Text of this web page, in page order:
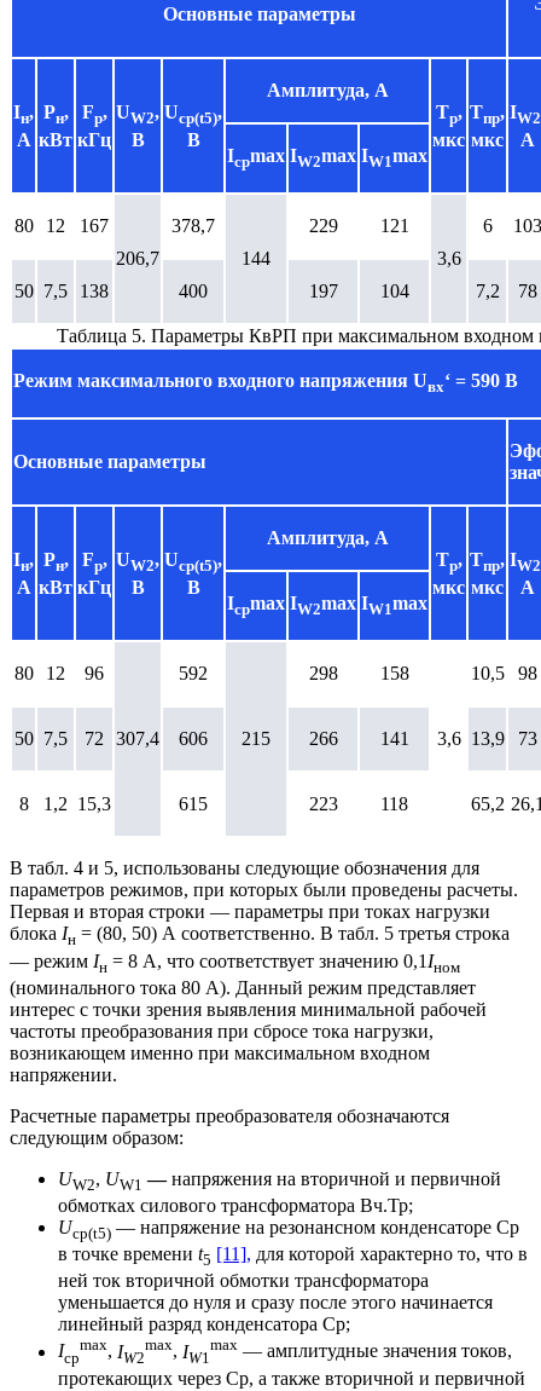
Основные параметры
Iн,
А
Pн,
кВт
Fр,
кГц
UW2,
В
Ucр(t5),
В
Амплитуда, А
Tр,
мкс
Tпр,
мкс
IW2
А
Icрmax IW2max IW1max
80 12
167
206,7
378,7
144
229
121
3,6
6 103
50 7,5 138 400 197 104 7,2 78
Таблица 5. Параметры КвРП при максимальном входном
Режим максимального входного напряжения Uвх‘ = 590 В
Основные параметры
Iн,
А
Pн,
кВт
Fр,
кГц
UW2,
В
Ucр(t5),
В
Амплитуда, А
Tр,
мкс
Tпр,
мкс
IW2
А
Icрmax IW2max IW1max
80 12 96
307,4
592
215
298 158
3,6
10,5 98
50 7,5 72 606 266 141 13,9 73
8 1,2 15,3 615 223 118 65,2
В табл. 4 и 5, использованы следующие обозначения для
параметров режимов, при которых были проведены расчеты.
Первая и вторая строки — параметры при токах нагрузки
блока Iн = (80, 50) А соответственно. В табл. 5 третья строка
— режим Iн = 8 А, что соответствует значению 0,1 Iном
(номинального тока 80 А). Данный режим представляет
интерес с точки зрения выявления минимальной рабочей
частоты преобразования при сбросе тока нагрузки,
возникающем именно при максимальном входном
напряжении.
Расчетные параметры преобразователя обозначаются
следующим образом:
UW2, UW1 —напряжения на вторичной и первичной
обмотках силового трансформатора Вч.Тр;
Ucр(t5) — напряжение на резонансном конденсаторе Cр
в точке времени t5 [11], для которой характерно то, что в
ней ток вторичной обмотки трансформатора
уменьшается до нуля и сразу после этого начинается
линейный разряд конденсатора Cр;
Icр
max, IW2
max, IW1
max — амплитудные значения токов,
протекающих через Cр, а также вторичной и первичной